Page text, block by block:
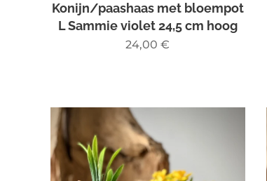
Konijn/paashaas met bloempot
L Sammie violet 24,5 cm hoog
24,00 €